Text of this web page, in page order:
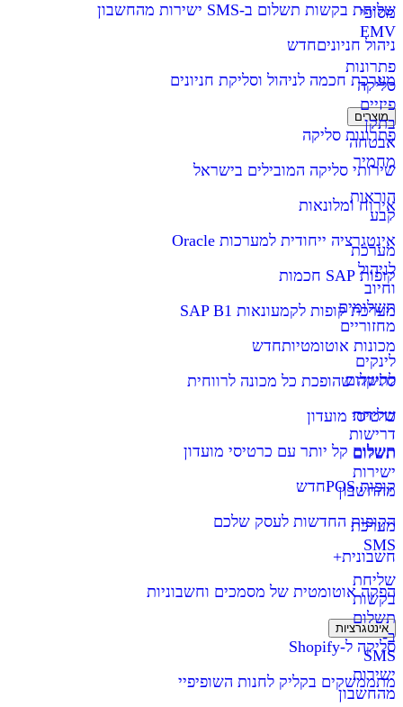
מסופי
EMV
פתרונות
סליקה
פיזיים
בתקן
אבטחה
מחמיר
הוראות
קבע
מערכת
לניהול
וחיוב
תשלומים
מחזוריים
לינקים
לתשלום
שליחת
דרישות
תשלום
ישירות
מהחשבון
מערכת
SMS
שליחת
בקשות
תשלום
ב-
SMS
ישירות
מהחשבון
שליחת בקשות תשלום ב-SMS ישירות מהחשבון
ניהול חניוניםחדש
מערכת חכמה לניהול וסליקת חניונים
מוצרים
פתרונות סליקה
שירותי סליקה המובילים בישראל
אירוח ומלונאות
אינטגרציה ייחודית למערכות Oracle
קופות SAP חכמות
מערכת קופות לקמעונאות SAP B1
מכונות אוטומטיותחדש
סליקה שהופכת כל מכונה לרווחית
כרטיסי מועדון
תשלום קל יותר עם כרטיסי מועדון
קופות POS
חדש
הקופות החדשות לעסק שלכם
חשבונית+
הפקה אוטומטית של מסמכים וחשבוניות
אינטגרציות
סליקה ל-Shopify
מתממשקים בקליק לחנות השופיפיי